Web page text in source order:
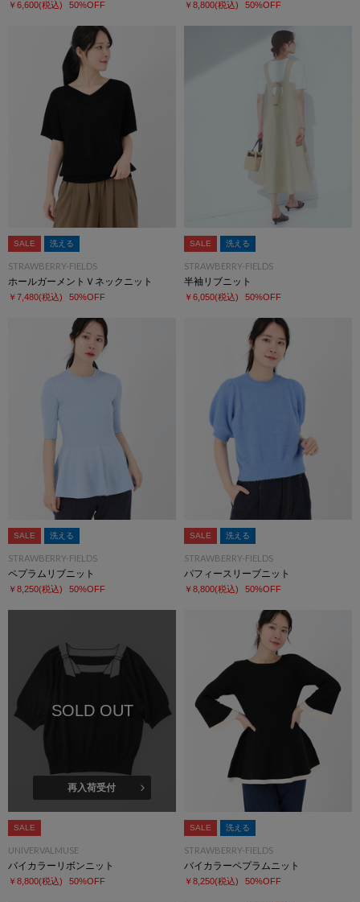
￥6,600(税込) 50%OFF ￥8,800(税込) 50%OFF
SALE 洗える
STRAWBERRY-FIELDS
ホールガーメントＶネックニット
￥7,480(税込) 50%OFF
SALE 洗える
STRAWBERRY-FIELDS
半袖リブニット
￥6,050(税込) 50%OFF
SALE 洗える
STRAWBERRY-FIELDS
ペプラムリブニット
￥8,250(税込) 50%OFF
SALE 洗える
STRAWBERRY-FIELDS
パフィースリーブニット
￥8,800(税込) 50%OFF
SOLD OUT
再入荷受付
SALE
UNIVERVALMUSE
バイカラーリボンニット
￥8,800(税込) 50%OFF
SALE 洗える
STRAWBERRY-FIELDS
バイカラーペプラムニット
￥8,250(税込) 50%OFF